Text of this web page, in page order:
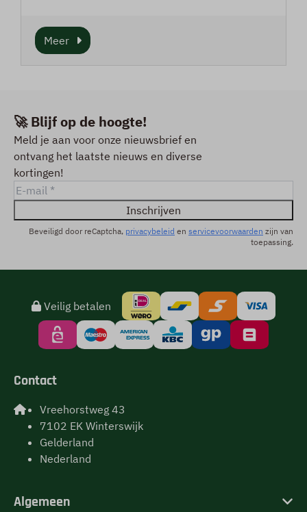
Meer
🚀 Blijf op de hoogte!
Meld je aan voor onze nieuwsbrief en
ontvang het laatste nieuws en diverse
kortingen!
Inschrijven
Beveiligd door reCaptcha, privacybeleid en servicevoorwaarden zijn van
toepassing.
Veilig betalen
Contact
Vreehorstweg 43
7102 EK Winterswijk
Gelderland
Nederland
Algemeen